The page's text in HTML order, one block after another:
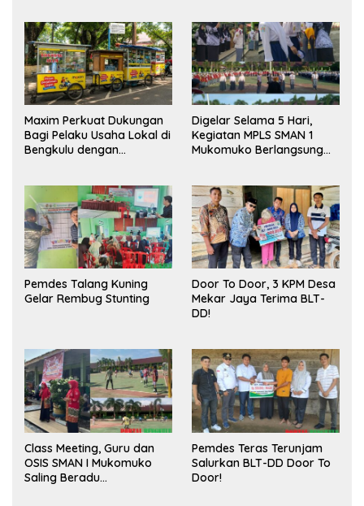
Maxim Perkuat Dukungan
Bagi Pelaku Usaha Lokal di
Bengkulu dengan
Pasar
Digelar Selama 5 Hari,
Kegiatan MPLS SMAN 1
Mukomuko Berlangsung
Pemdes Talang Kuning
Gelar Rembug Stunting
Door To Door, 3 KPM Desa
Mekar Jaya Terima BLT-
DD!
Class Meeting, Guru dan
OSIS SMAN I Mukomuko
Saling Beradu
Pemdes Teras Terunjam
Salurkan BLT-DD Door To
Door!